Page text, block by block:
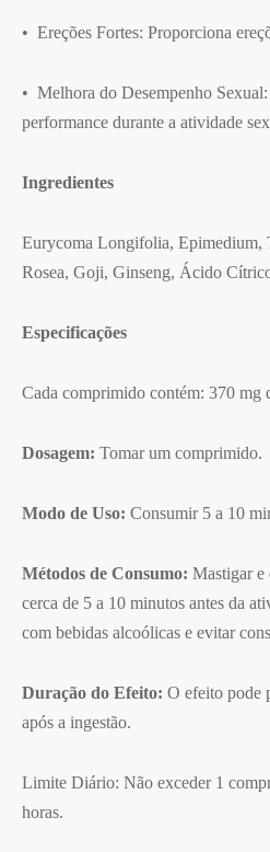
• Ereções Fortes: Proporciona
• Melhora do Desempenho
performance durante a atividade
Ingredientes
Eurycoma Longifolia, Epimedium,
Rosea, Goji, Ginseng, Ácido
Especificações
Cada comprimido contém: 370 mg
Dosagem: Tomar um comprimido.
Modo de Uso: Consumir 5 a 10
Métodos de Consumo: Mastigar
cerca de 5 a 10 minutos antes da
com bebidas alcoólicas e evitar
Duração do Efeito: O efeito pode
após a ingestão.
Limite Diário: Não exceder 1
horas.